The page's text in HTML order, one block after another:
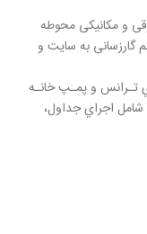
و ﻣﮑﺎﻧﯿﮑﯽ ﻣﺤﻮﻃﻪ
ﮔﺎرزﺳﺎﻧﯽ ﺑﻪ ﺳﺎﯾﺖ و
ﺗـﺮاﻧﺲ و ﭘﻤـﭗ ﺧﺎﻧـﻪ
اﺟﺮاي ﺟﺪاول،